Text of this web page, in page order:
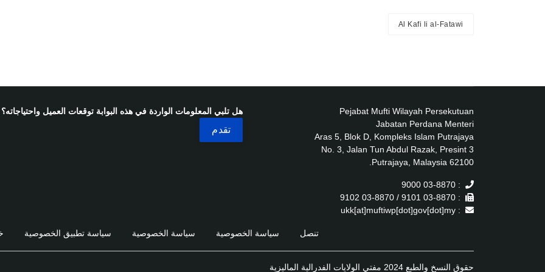
Al Kafi li al-Fatawi
Pejabat Mufti Wilayah Persekutuan
Jabatan Perdana Menteri
Aras 5, Blok D, Kompleks Islam Putrajaya
No. 3, Jalan Tun Abdul Razak, Presint 3
62100 Putrajaya, Malaysia.
: 03-8870 9000
: 03-8870 9101 / 03-8870 9102
: ukk[at]muftiwp[dot]gov[dot]my
هل تلبي المعلومات الواردة في هذه البوابة توقعات العميل واحتياجاته؟
تنصل سياسة الخصوصية سياسة الخصوصية سياسة تطبيق الخصوصية
حقوق النسخ والطبع 2024 مفتي الولايات الفدرالية الماليزية